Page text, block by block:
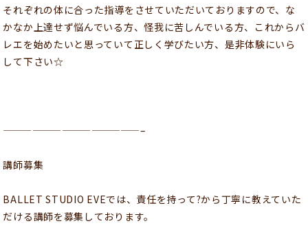
それぞれの体に合った指導をさせていただいておりますので、な
かなか上達せず悩んでいる方、怪我に苦しんでいる方、これからバ
レエを始めたいと思っていて正しく学びたい方、是非体験にいら
して下さい☆
——————————————–
講師募集
BALLET STUDIO EVEでは、責任を持って?から丁寧に教えていた
だける講師を募集しております。